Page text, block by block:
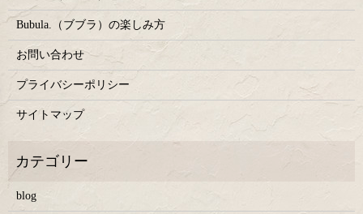
Bubula.（ブブラ）の楽しみ方
お問い合わせ
プライバシーポリシー
サイトマップ
blog